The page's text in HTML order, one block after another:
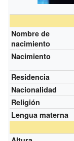
Nombre de
nacimiento
Nacimiento
Residencia
Nacionalidad
Religión
Lengua materna